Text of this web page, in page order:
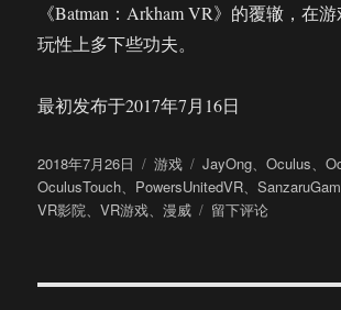
《Batman：Arkham VR》的覆辙，在
玩性上多下些功夫。
最初发布于2017年7月16日
发
布
于
2018年7月26日
分
类
游戏
标
签
JayOng、Oculus、
OculusTouch、 PowersUnitedVR、
VR影院、VR游戏、漫威
于
中
留下评论